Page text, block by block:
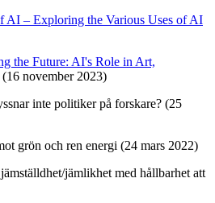
AI – Exploring the Various Uses of AI
the Future: AI's Role in Art,
(16 november 2023)
inte politiker på forskare? (25
grön och ren energi (24 mars 2022)
jämlikhet med hållbarhet att